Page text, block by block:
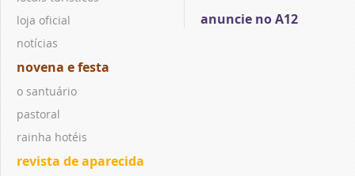
loja oficial
notícias
novena e festa
o santuário
pastoral
rainha hotéis
revista de aparecida
anuncie no A12